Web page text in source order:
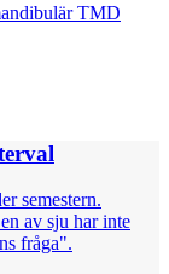
TMD
semestern.
av sju har inte
fråga".